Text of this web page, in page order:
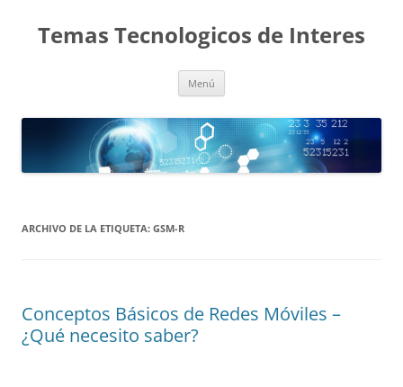
contenido
Temas Tecnologicos de Interes
Menú
ARCHIVO DE LA ETIQUETA: GSM-R
Conceptos Básicos de Redes Móviles –
¿Qué necesito saber?